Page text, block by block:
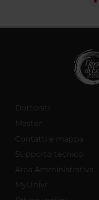
Dottorati
Master
Contatti e mappa
Supporto tecnico
Area Amministrativa
MyUnivr